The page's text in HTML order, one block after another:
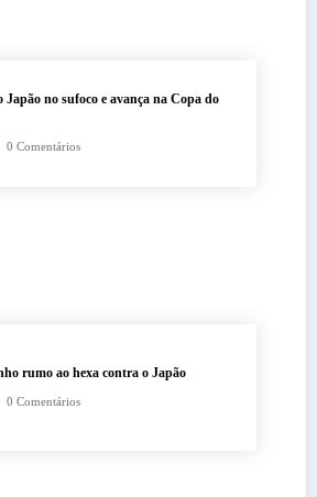
Japão no sufoco e avança na Copa do
0 Comentários
rumo ao hexa contra o Japão
0 Comentários